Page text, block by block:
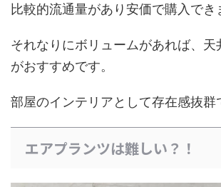
比較的流通量があり安価で購入でき
それなりにボリュームがあれば、天
がおすすめです。
部屋のインテリアとして存在感抜群
エアプランツは難しい？！